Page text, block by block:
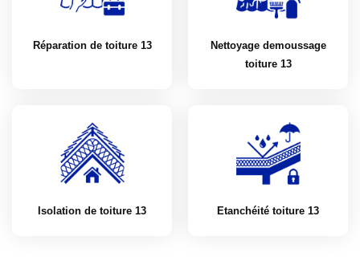
Réparation de toiture 13
Nettoyage demoussage
toiture 13
Isolation de toiture 13 Etanchéité toiture 13